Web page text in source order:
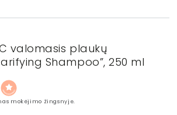
valomasis plaukų
Shampoo”, 250 ml
mokėjimo žingsnyje.